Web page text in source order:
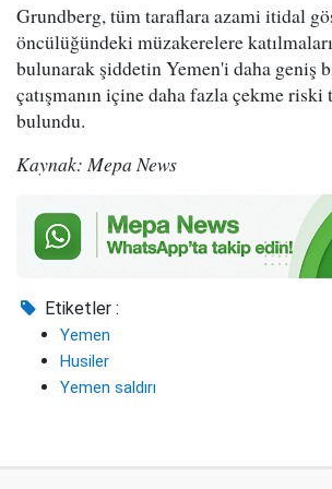
Grundberg, tüm taraflara azami itidal
öncülüğündeki müzakerelere katılmaları
bulunarak şiddetin Yemen'i daha geniş
çatışmanın içine daha fazla çekme riski
bulundu.
Kaynak: Mepa News
Etiketler :
Yemen
Husiler
Yemen saldırı